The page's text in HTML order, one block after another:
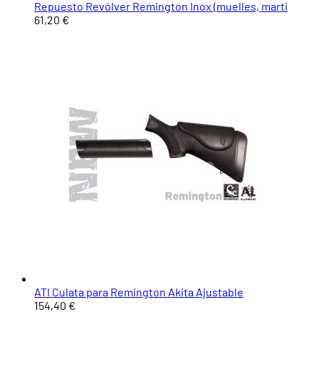
Repuesto Revólver Remington Inox (muelles, marti
61,20 €
ATI Culata para Remington Akita Ajustable
154,40 €